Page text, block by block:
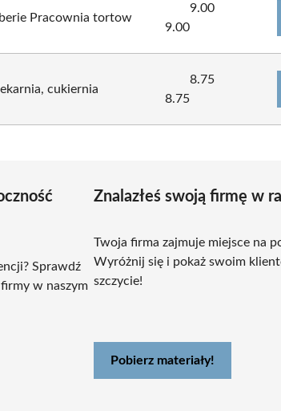
Pracownia tortow
9.00
9.00
cukiernia
8.75
8.75
Sprawdź
w naszym
Znalazłeś swoją firmę w
Twoja firma zajmuje miejsce na
Wyróżnij się i pokaż swoim
szczycie!
Pobierz materiały!